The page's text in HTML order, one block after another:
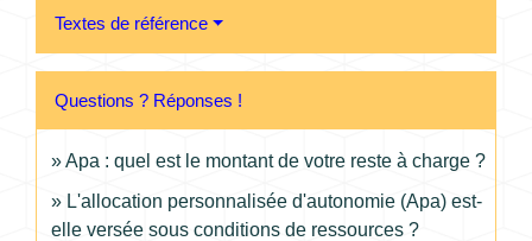
Textes de référence
Questions ? Réponses !
Apa : quel est le montant de votre reste à charge ?
L'allocation personnalisée d'autonomie (Apa) est-
elle versée sous conditions de ressources ?